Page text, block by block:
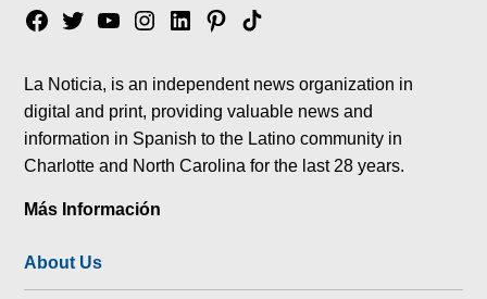
Facebook
TwitterYouTubeInstagram
LinkedinPinterest
Tik
La Noticia, is an independent news organization in
digital and print, providing valuable news and
information in Spanish to the Latino community in
Charlotte and North Carolina for the last 28 years.
Más Información
About Us